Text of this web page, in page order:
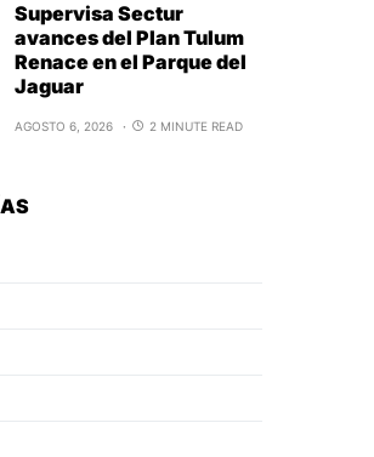
Supervisa Sectur
avances del Plan Tulum
Renace en el Parque del
Jaguar
AGOSTO 6, 2026 2 MINUTE READ